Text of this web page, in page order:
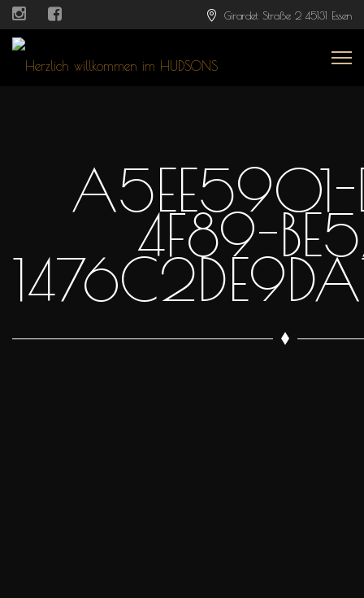
Girardet Straße 2 45131 Essen
A5EE5901-
4F89-